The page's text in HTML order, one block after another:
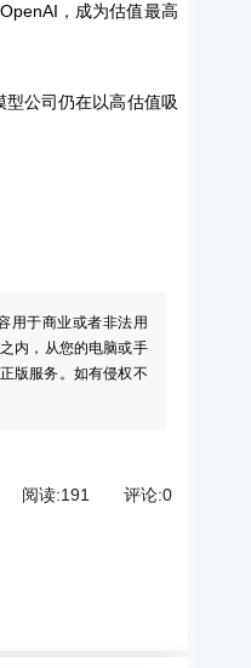
，成为估值最高
公司仍在以高估值吸
用于商业或者非法用
内，从您的电脑或手
版服务。如有侵权不
阅读:191 评论:0